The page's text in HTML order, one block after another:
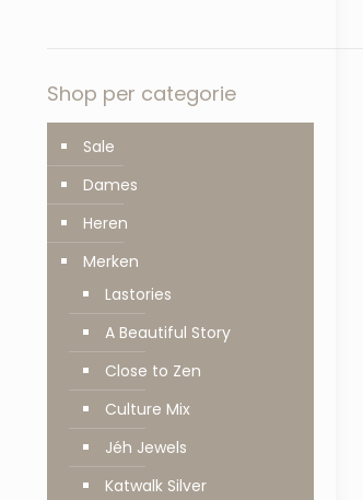
Shop per categorie
Sale
Dames
Heren
Merken
Lastories
A Beautiful Story
Close to Zen
Culture Mix
Jéh Jewels
Katwalk Silver